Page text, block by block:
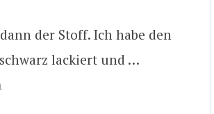
der Stoff. Ich habe den
lackiert und …